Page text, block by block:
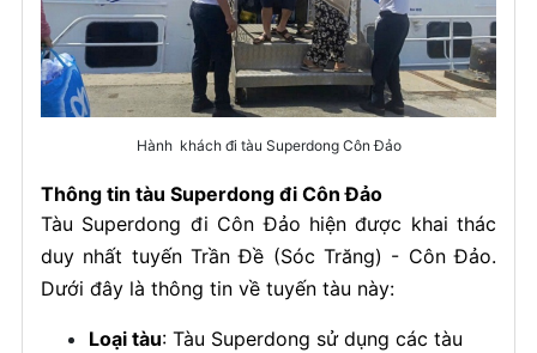
Hành khách đi tàu Superdong Côn Đảo
Thông tin tàu Superdong đi Côn Đảo
Tàu Superdong đi Côn Đảo hiện được khai thác
duy nhất tuyến Trần Đề (Sóc Trăng) - Côn Đảo.
Dưới đây là thông tin về tuyến tàu này:
Loại tàu: Tàu Superdong sử dụng các tàu